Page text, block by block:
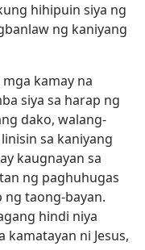
hihipuin siya ng
ng kaniyang
kamay na
siya sa harap ng
dako, walang-
sa kaniyang
kaugnayan sa
ng paghuhugas
ng taong-bayan.
hindi niya
ni Jesus,